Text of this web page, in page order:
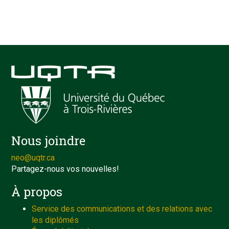
Nous joindre
neo@uqtr.ca
Partagez-nous vos nouvelles!
À propos
Service des communications et des relations avec
les diplômés